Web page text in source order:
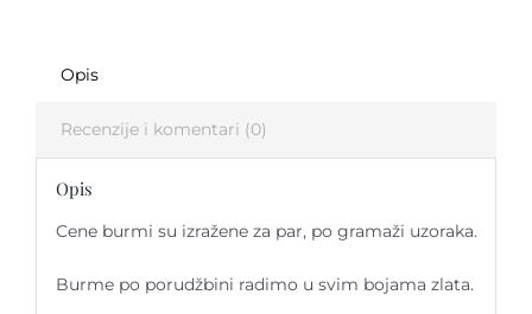
Opis
Recenzije i komentari (0)
Opis
Cene burmi su izražene za par, po gramaži uzoraka.
Burme po porudžbini radimo u svim bojama zlata.